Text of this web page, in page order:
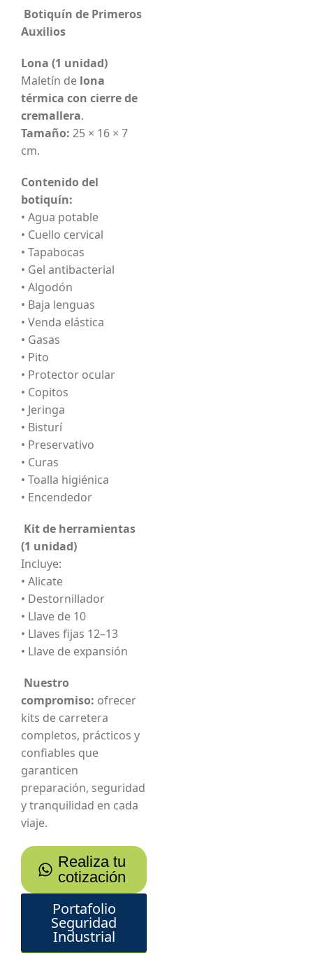
Botiquín de Primeros
Auxilios
Lona (1 unidad)
Maletín de lona
térmica con cierre de
cremallera.
Tamaño: 25 × 16 × 7
cm.
Contenido del
botiquín:
• Agua potable
• Cuello cervical
• Tapabocas
• Gel antibacterial
• Algodón
• Baja lenguas
• Venda elástica
• Gasas
• Pito
• Protector ocular
• Copitos
• Jeringa
• Bisturí
• Preservativo
• Curas
• Toalla higiénica
• Encendedor
Kit de herramientas
(1 unidad)
Incluye:
• Alicate
• Destornillador
• Llave de 10
• Llaves fijas 12–13
• Llave de expansión
Nuestro
compromiso: ofrecer
kits de carretera
completos, prácticos y
confiables que
garanticen
preparación, seguridad
y tranquilidad en cada
viaje.
Realiza tu
cotización
Portafolio
Seguridad
Industrial